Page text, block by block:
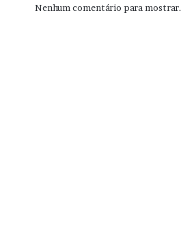
Nenhum comentário para mostrar.